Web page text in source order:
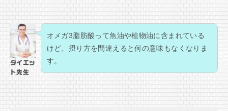
ダイエッ
ト先生
オメガ3脂肪酸って魚油や植物油に含まれている
けど、摂り方を間違えると何の意味もなくなりま
す。